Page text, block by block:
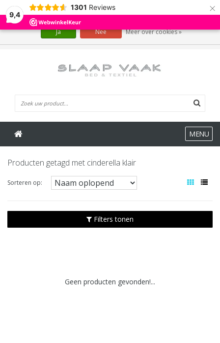
9,4
1301 Reviews ×
MENU
Producten getagd met cinderella klair
Sorteren op:
Filters tonen
Geen producten gevonden!...
Wij slaan cookies op om onze website te verbeteren. Is dat akkoord?
Ja Nee Meer over cookies »